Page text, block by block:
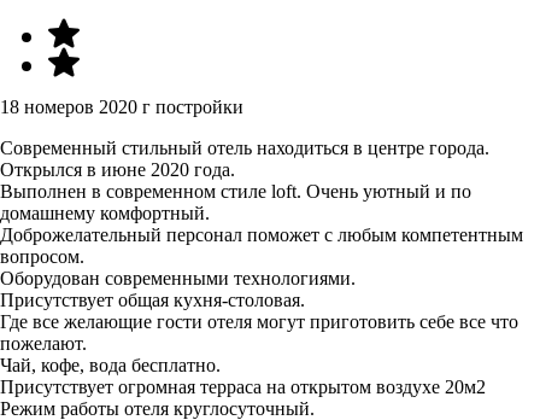
18 номеров 2020 г постройки
Современный стильный отель находиться в центре города.
Открылся в июне 2020 года.
Выполнен в современном стиле loft. Очень уютный и по
домашнему комфортный.
Доброжелательный персонал поможет с любым компетентным
вопросом.
Оборудован современными технологиями.
Присутствует общая кухня-столовая.
Где все желающие гости отеля могут приготовить себе все что
пожелают.
Чай, кофе, вода бесплатно.
Присутствует огромная терраса на открытом воздухе 20м2
Режим работы отеля круглосуточный.